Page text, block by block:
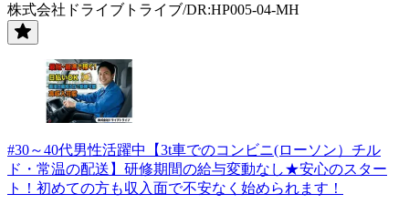
株式会社ドライブトライブ/DR:HP005-04-MH
#30～40代男性活躍中【3t車でのコンビニ(ローソン）チル
ド・常温の配送】研修期間の給与変動なし★安心のスター
ト！初めての方も収入面で不安なく始められます！